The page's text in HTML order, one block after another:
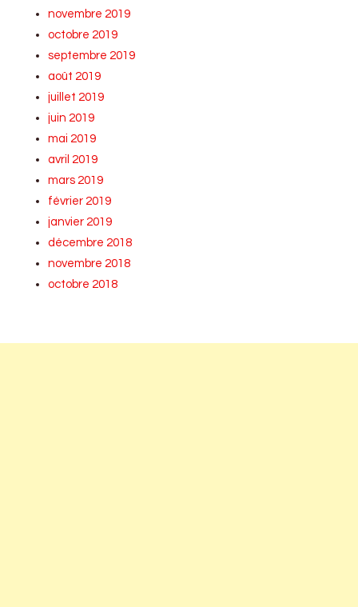
novembre 2019
octobre 2019
septembre 2019
août 2019
juillet 2019
juin 2019
mai 2019
avril 2019
mars 2019
février 2019
janvier 2019
décembre 2018
novembre 2018
octobre 2018